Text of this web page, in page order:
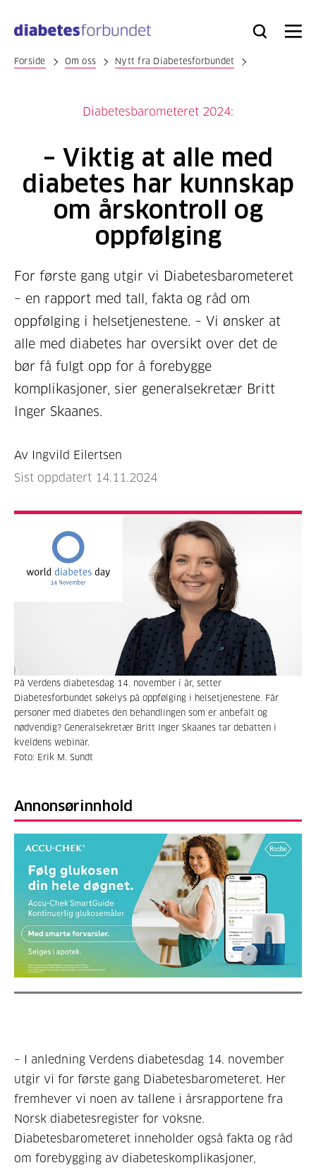
hovedinnhold
Bli
Logg
Søk Meny
Forside Om oss Nytt fra Diabetesforbundet
Diabetesbarometeret 2024:
– Viktig at alle med
diabetes har kunnskap
om årskontroll og
oppfølging
For første gang utgir vi Diabetesbarometeret
– en rapport med tall, fakta og råd om
oppfølging i helsetjenestene. – Vi ønsker at
alle med diabetes har oversikt over det de
bør få fulgt opp for å forebygge
komplikasjoner, sier generalsekretær Britt
Inger Skaanes.
Av Ingvild Eilertsen
Sist oppdatert 14.11.2024
På Verdens diabetesdag 14. november i år, setter
Diabetesforbundet søkelys på oppfølging i helsetjenestene. Får
personer med diabetes den behandlingen som er anbefalt og
nødvendig? Generalsekretær Britt Inger Skaanes tar debatten i
kveldens webinar.
Foto: Erik M. Sundt
Annonsørinnhold
– I anledning Verdens diabetesdag 14. november
utgir vi for første gang Diabetesbarometeret. Her
fremhever vi noen av tallene i årsrapportene fra
Norsk diabetesregister for voksne.
Diabetesbarometeret inneholder også fakta og råd
om forebygging av diabeteskomplikasjoner,